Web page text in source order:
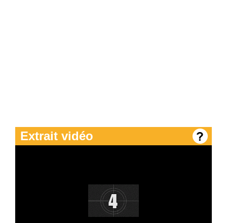
Envoyer cette carte !
Extrait vidéo